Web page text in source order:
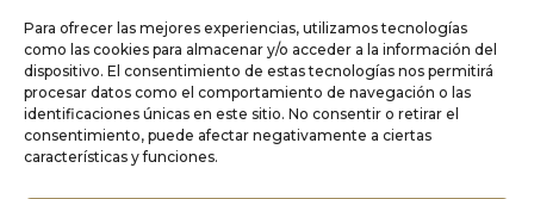
Para ofrecer las mejores experiencias, utilizamos tecnologías
como las cookies para almacenar y/o acceder a la información del
dispositivo. El consentimiento de estas tecnologías nos permitirá
procesar datos como el comportamiento de navegación o las
identificaciones únicas en este sitio. No consentir o retirar el
consentimiento, puede afectar negativamente a ciertas
características y funciones.
Lo MáS| Dermatología y Médicina Estética Integral | Recoletas
Salud © 2026
Alergología|